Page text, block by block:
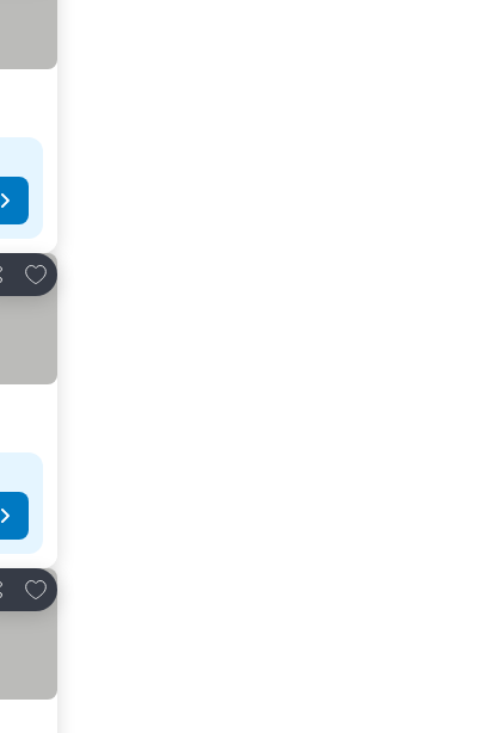
Ajouter à mes favoris
Ajouter à mes favoris